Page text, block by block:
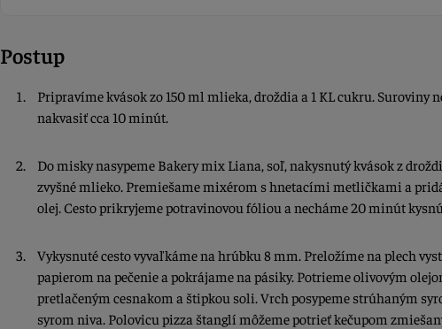
Postup
Pripravíme kvások zo 150 ml mlieka, droždia a 1 KL cukru. Suroviny
nakvasiť cca 10 minút.
Do misky nasypeme Bakery mix Liana, soľ, nakysnutý kvások z
zvyšné mlieko. Premiešame mixérom s hnetacími metličkami a
olej. Cesto prikryjeme potravinovou fóliou a necháme 20 minút
Vykysnuté cesto vyvaľkáme na hrúbku 8 mm. Preložíme na plech
papierom na pečenie a pokrájame na pásiky. Potrieme olivovým
pretlačeným cesnakom a štipkou soli. Vrch posypeme strúhaným
syrom niva. Polovicu pizza štanglí môžeme potrieť kečupom